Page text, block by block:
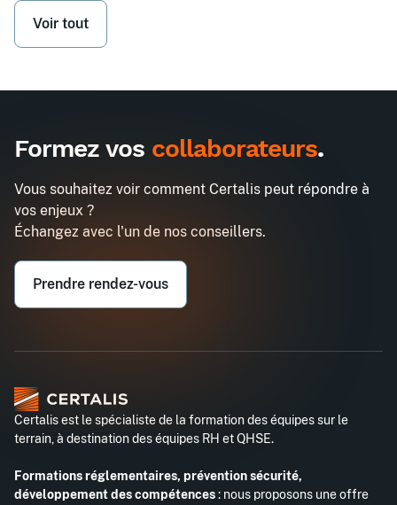
Voir tout
Formez vos collaborateurs.
Vous souhaitez voir comment Certalis peut répondre à
vos enjeux ?
Échangez avec l'un de nos conseillers.
Prendre rendez-vous
Certalis est le spécialiste de la formation des équipes sur le
terrain, à destination des équipes RH et QHSE.
Formations réglementaires, prévention sécurité,
développement des compétences: nous proposons une offre